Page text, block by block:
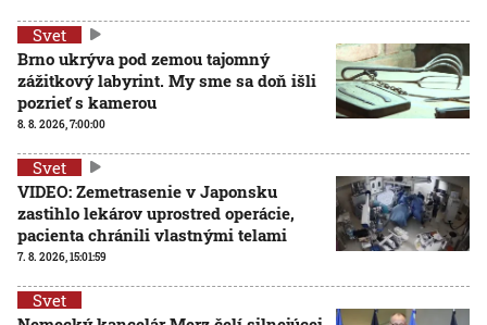
Svet
Brno ukrýva pod zemou tajomný
zážitkový labyrint. My sme sa doň išli
pozrieť s kamerou
8. 8. 2026, 7:00:00
Svet
VIDEO: Zemetrasenie v Japonsku
zastihlo lekárov uprostred operácie,
pacienta chránili vlastnými telami
7. 8. 2026, 15:01:59
Svet